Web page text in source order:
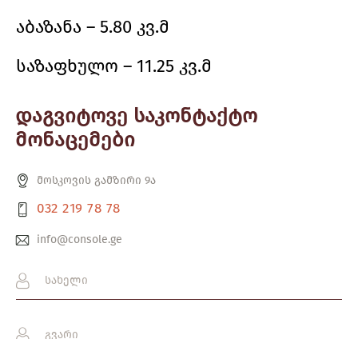
აბაზანა – 5.80 კვ.მ
საზაფხულო – 11.25 კვ.მ
დაგვიტოვე საკონტაქტო
მონაცემები
მოსკოვის გამზირი 9ა
032 219 78 78
info@console.ge